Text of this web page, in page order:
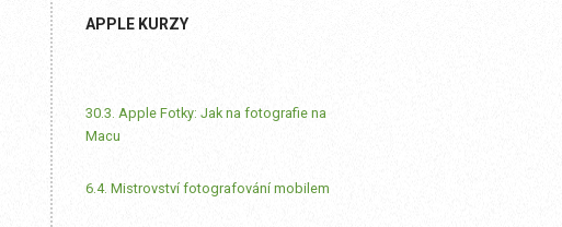
APPLE KURZY
30.3. Apple Fotky: Jak na fotografie na
Macu
6.4. Mistrovství fotografování mobilem